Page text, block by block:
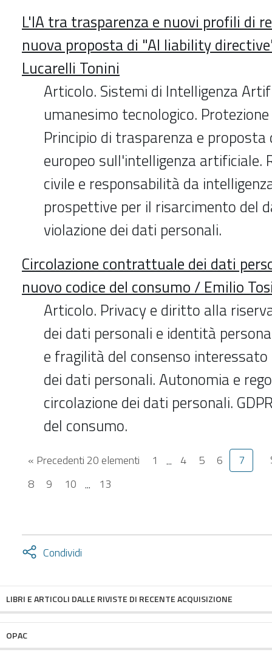
L'IA tra trasparenza e nuovi profili di
nuova proposta di "AI liability
Lucarelli Tonini
Articolo. Sistemi di Intelligenza
umanesimo tecnologico.
Principio di trasparenza e proposta
europeo sull'intelligenza artificiale.
civile e responsabilità da
prospettive per il risarcimento del
violazione dei dati personali.
Circolazione contrattuale dei dati
nuovo codice del consumo / Emilio
Articolo. Privacy e diritto alla
dei dati personali e identità
e fragilità del consenso
dei dati personali. Autonomia e
circolazione dei dati personali.
del consumo.
« Precedenti 20 elementi 1 ... 4 5 6
7
8
9 10 ... 13
Condividi
Attiva
LIBRI E ARTICOLI DALLE RIVISTE DI RECENTE ACQUISIZIONE
OPAC